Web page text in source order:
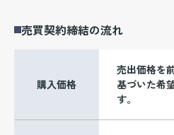
売買契約締結の流れ
購入価格
売出価格を
基づいた希
す。